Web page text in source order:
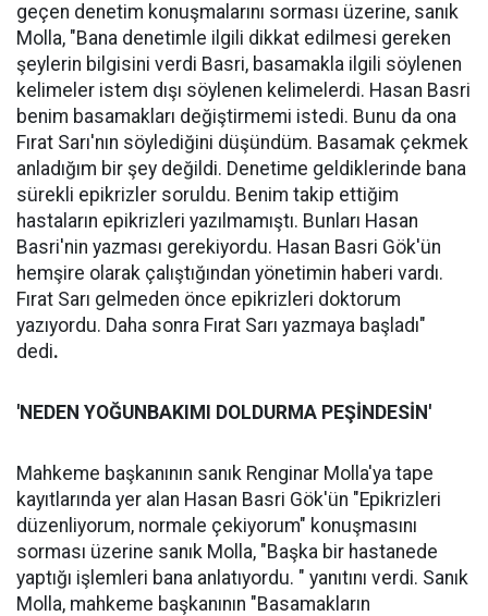
geçen denetim konuşmalarını sorması üzerine, sanık
Molla, "Bana denetimle ilgili dikkat edilmesi gereken
şeylerin bilgisini verdi Basri, basamakla ilgili söylenen
kelimeler istem dışı söylenen kelimelerdi. Hasan Basri
benim basamakları değiştirmemi istedi. Bunu da ona
Fırat Sarı'nın söylediğini düşündüm. Basamak çekmek
anladığım bir şey değildi. Denetime geldiklerinde bana
sürekli epikrizler soruldu. Benim takip ettiğim
hastaların epikrizleri yazılmamıştı. Bunları Hasan
Basri'nin yazması gerekiyordu. Hasan Basri Gök'ün
hemşire olarak çalıştığından yönetimin haberi vardı.
Fırat Sarı gelmeden önce epikrizleri doktorum
yazıyordu. Daha sonra Fırat Sarı yazmaya başladı"
dedi.
'NEDEN YOĞUNBAKIMI DOLDURMA PEŞİNDESİN'
Mahkeme başkanının sanık Renginar Molla'ya tape
kayıtlarında yer alan Hasan Basri Gök'ün "Epikrizleri
düzenliyorum, normale çekiyorum" konuşmasını
sorması üzerine sanık Molla, "Başka bir hastanede
yaptığı işlemleri bana anlatıyordu. " yanıtını verdi. Sanık
Molla, mahkeme başkanının "Basamakların